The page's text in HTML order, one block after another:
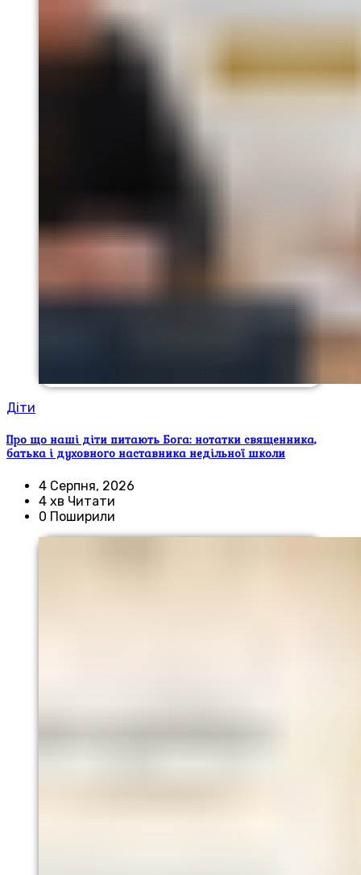
Діти
Про що наші діти питають Бога: нотатки священника,
батька і духовного наставника недільної школи
4 Серпня, 2026
4 хв Читати
0 Поширили